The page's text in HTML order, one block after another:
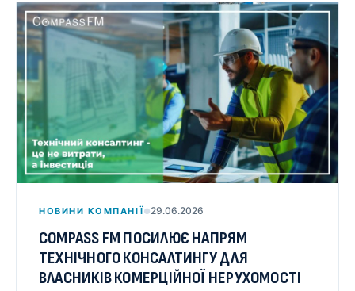
НОВИНИ КОМПАНІЇ●29.06.2026
COMPASS FM ПОСИЛЮЄ НАПРЯМ
ТЕХНІЧНОГО КОНСАЛТИНГУ ДЛЯ
ВЛАСНИКІВ КОМЕРЦІЙНОЇ НЕРУХОМОСТІ